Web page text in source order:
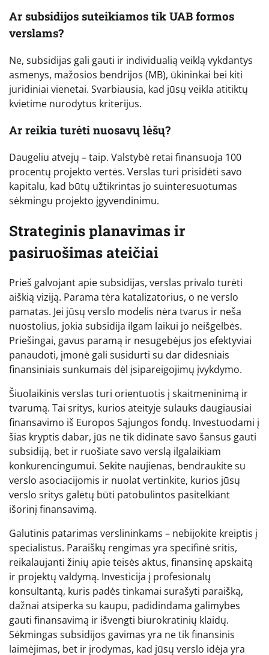
Ar subsidijos suteikiamos tik UAB formos
verslams?
Ne, subsidijas gali gauti ir individualią veiklą vykdantys
asmenys, mažosios bendrijos (MB), ūkininkai bei kiti
juridiniai vienetai. Svarbiausia, kad jūsų veikla atitiktų
kvietime nurodytus kriterijus.
Ar reikia turėti nuosavų lėšų?
Daugeliu atvejų – taip. Valstybė retai finansuoja 100
procentų projekto vertės. Verslas turi prisidėti savo
kapitalu, kad būtų užtikrintas jo suinteresuotumas
sėkmingu projekto įgyvendinimu.
Strateginis planavimas ir
pasiruošimas ateičiai
Prieš galvojant apie subsidijas, verslas privalo turėti
aiškią viziją. Parama tėra katalizatorius, o ne verslo
pamatas. Jei jūsų verslo modelis nėra tvarus ir neša
nuostolius, jokia subsidija ilgam laikui jo neišgelbės.
Priešingai, gavus paramą ir nesugebėjus jos efektyviai
panaudoti, įmonė gali susidurti su dar didesniais
finansiniais sunkumais dėl įsipareigojimų įvykdymo.
Šiuolaikinis verslas turi orientuotis į skaitmeninimą ir
tvarumą. Tai sritys, kurios ateityje sulauks daugiausiai
finansavimo iš Europos Sąjungos fondų. Investuodami į
šias kryptis dabar, jūs ne tik didinate savo šansus gauti
subsidiją, bet ir ruošiate savo verslą ilgalaikiam
konkurencingumui. Sekite naujienas, bendraukite su
verslo asociacijomis ir nuolat vertinkite, kurios jūsų
verslo sritys galėtų būti patobulintos pasitelkiant
išorinį finansavimą.
Galutinis patarimas verslininkams – nebijokite kreiptis į
specialistus. Paraiškų rengimas yra specifinė sritis,
reikalaujanti žinių apie teisės aktus, finansinę apskaitą
ir projektų valdymą. Investicija į profesionalų
konsultantą, kuris padės tinkamai surašyti paraišką,
dažnai atsiperka su kaupu, padidindama galimybes
gauti finansavimą ir išvengti biurokratinių klaidų.
Sėkmingas subsidijos gavimas yra ne tik finansinis
laimėjimas, bet ir įrodymas, kad jūsų verslo idėja yra